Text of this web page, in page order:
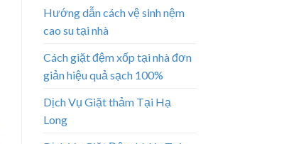
Hướng dẫn cách vệ sinh nệm
cao su tại nhà
Cách giặt đệm xốp tại nhà đơn
giản hiệu quả sạch 100%
Dịch Vụ Giặt thảm Tại Hạ
Long